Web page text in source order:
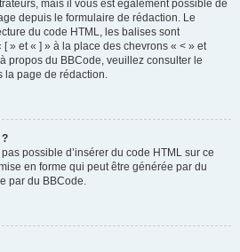
mais il vous est également possible de
depuis le formulaire de rédaction. Le
du code HTML, les balises sont
» et « ] » à la place des chevrons « < » et
propos du BBCode, veuillez consulter le
la page de rédaction.
?
possible d’insérer du code HTML sur ce
en forme qui peut être générée par du
par du BBCode.